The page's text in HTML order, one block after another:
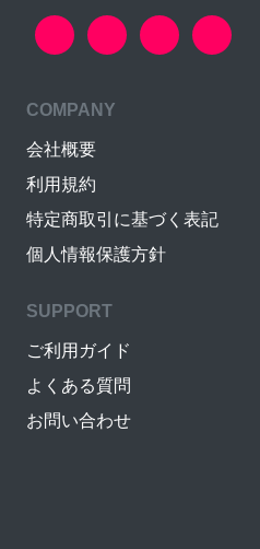
COMPANY
会社概要
利用規約
特定商取引に基づく表記
個人情報保護方針
SUPPORT
ご利用ガイド
よくある質問
お問い合わせ